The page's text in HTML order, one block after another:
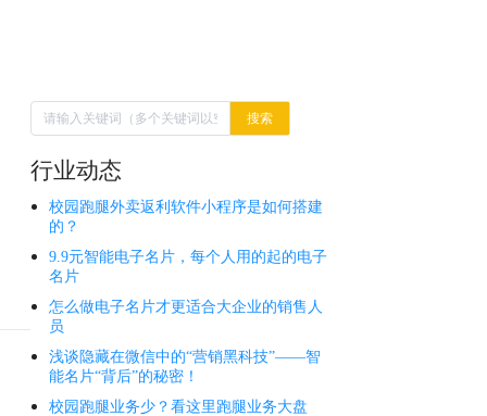
搜索
行业动态
校园跑腿外卖返利软件小程序是如何搭建
的？
9.9元智能电子名片，每个人用的起的电子
名片
怎么做电子名片才更适合大企业的销售人
员
浅谈隐藏在微信中的“营销黑科技”——智
能名片“背后”的秘密！
校园跑腿业务少？看这里跑腿业务大盘